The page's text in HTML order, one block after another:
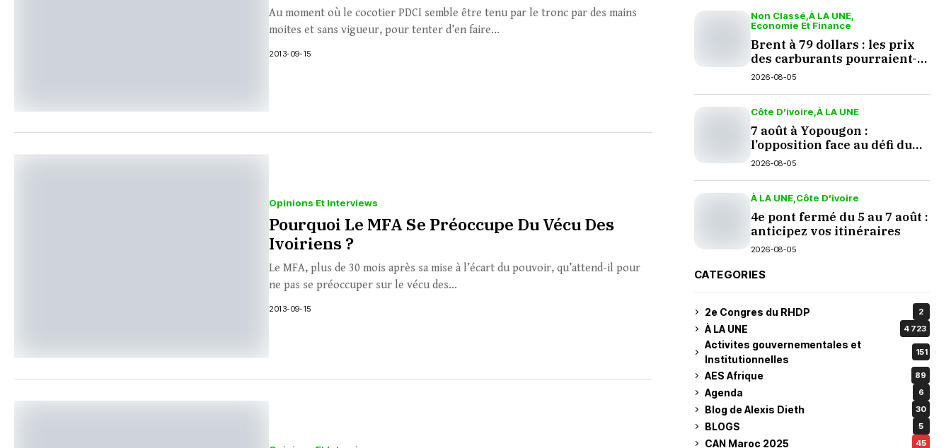
Au moment où le cocotier PDCI semble être tenu par le tronc par des mains
moites et sans vigueur, pour tenter d’en faire...
2013-09-15
Opinions Et Interviews
Pourquoi Le MFA Se Préoccupe Du Vécu Des
Ivoiriens ?
Le MFA, plus de 30 mois après sa mise à l’écart du pouvoir, qu’attend-il pour
ne pas se préoccuper sur le vécu des...
2013-09-15
Non Classé À LA UNE
Economie Et Finance
Brent à 79 dollars : les prix
des carburants pourraient-
ils baisser en septembre ?
2026-08-05
Côte D’ivoire À LA UNE
7 août à Yopougon :
l’opposition face au défi du
dialogue
2026-08-05
À LA UNE Côte D’ivoire
4e pont fermé du 5 au 7 août :
anticipez vos itinéraires
2026-08-05
CATEGORIES
2e Congres du RHDP 2
À LA UNE 4 723
Activites gouvernementales et
Institutionnelles
151
AES Afrique 89
Agenda 6
Blog de Alexis Dieth 30
BLOGS 5
CAN Maroc 2025 45